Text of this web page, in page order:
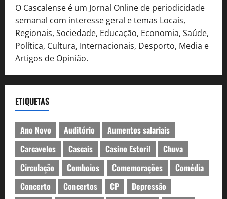
O Cascalense é um Jornal Online de periodicidade
semanal com interesse geral e temas Locais,
Regionais, Sociedade, Educação, Economia, Saúde,
Política, Cultura, Internacionais, Desporto, Media e
Artigos de Opinião.
ETIQUETAS
Ano Novo Auditório
Aumentos salariais
Carcavelos
Cascais Casino Estoril
Chuva
Circulação
Comboios Comemorações
Comédia
Concerto
Concertos CP
Depressão